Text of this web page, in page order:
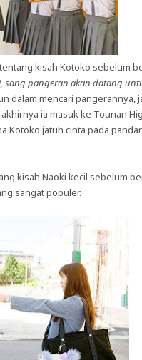
kisah Kotoko sebelum
sang pangeran akan datang
dalam mencari pangerannya,
ia masuk ke Tounan
Kotoko jatuh cinta pada
kisah Naoki kecil sebelum
sangat populer.